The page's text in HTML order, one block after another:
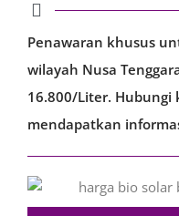
Penawaran khusus
wilayah Nusa
16.800/Liter.
mendapatkan